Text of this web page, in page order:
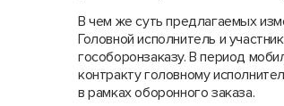
В чем же суть предлагаемых
Головной исполнитель и
гособоронзаказу. В период
контракту головному
в рамках оборонного заказа.